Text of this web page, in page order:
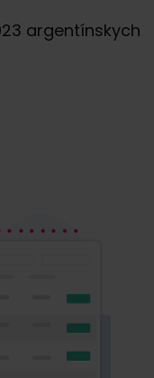
argentínskych